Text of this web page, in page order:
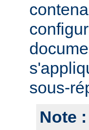
sous-
Note :